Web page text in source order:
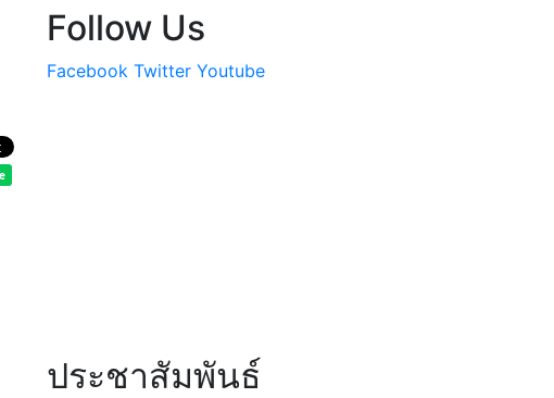
Follow Us
Facebook Twitter Youtube
ประชาสัมพันธ์